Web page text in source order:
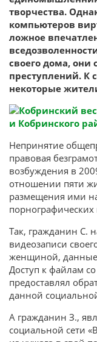
творчества.
компьютеров
ложное
своего дома, они
преступлений. К
некоторые
Непринятие
правовая
возбуждения в
отношении пяти
размещения ими
Так, гражданин С.
видеозаписи
женщиной, данные
Доступ к файлам
предоставлял
данной
А гражданин З.,
социальной сети